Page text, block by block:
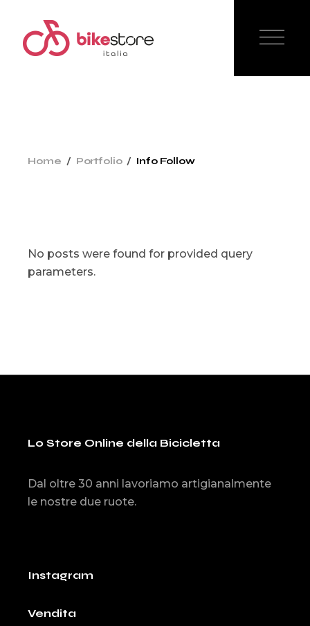
Home Portfolio Info Follow
No posts were found for provided query
parameters.
Lo Store Online della Bicicletta
Dal oltre 30 anni lavoriamo artigianalmente
le nostre due ruote.
Instagram
Vendita